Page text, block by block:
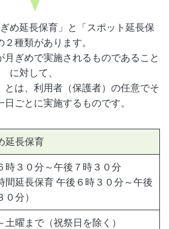
め延長保育」と「スポット延長保
２種類があります。
月ぎめで実施されるものであること
に対して、
とは、利用者（保護者）の任意でそ
ごとに実施するものです。
延長保育
時３０分～午後７時３０分
間延長保育 午後６時３０分～午後
０分）
土曜まで（祝祭日を除く）